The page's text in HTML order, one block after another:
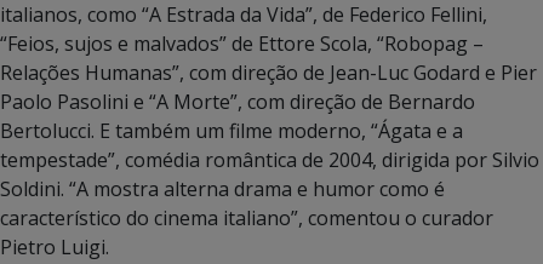
italianos, como “A Estrada da Vida”, de Federico Fellini,
“Feios, sujos e malvados” de Ettore Scola, “Robopag –
Relações Humanas”, com direção de Jean-Luc Godard e Pier
Paolo Pasolini e “A Morte”, com direção de Bernardo
Bertolucci. E também um filme moderno, “Ágata e a
tempestade”, comédia romântica de 2004, dirigida por Silvio
Soldini. “A mostra alterna drama e humor como é
característico do cinema italiano”, comentou o curador
Pietro Luigi.